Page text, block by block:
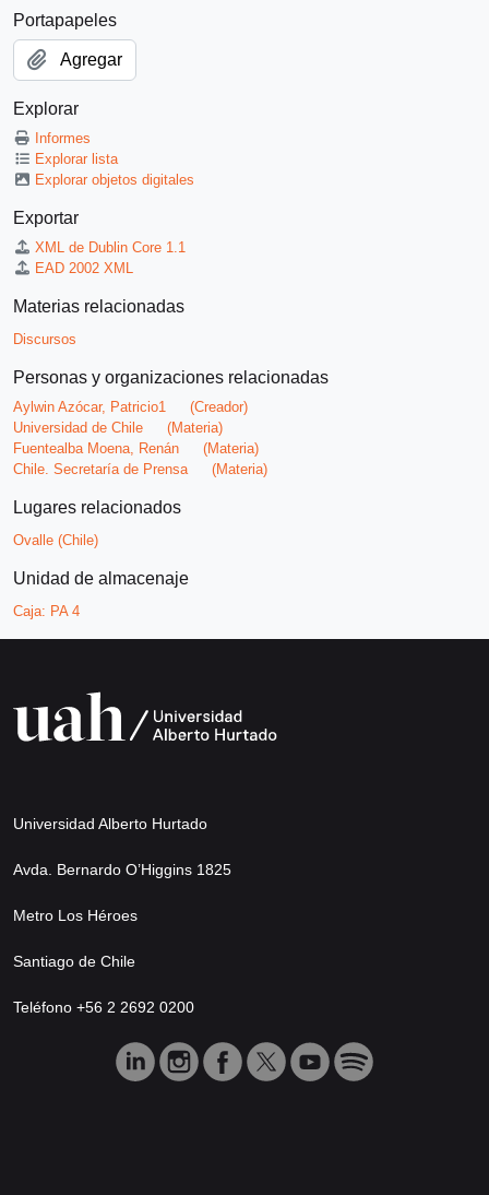
Portapapeles
Agregar
Explorar
Informes
Explorar lista
Explorar objetos digitales
Exportar
XML de Dublin Core 1.1
EAD 2002 XML
Materias relacionadas
Discursos
Personas y organizaciones relacionadas
Aylwin Azócar, Patricio1
(Creador)
Universidad de Chile
(Materia)
Fuentealba Moena, Renán
(Materia)
Chile. Secretaría de Prensa
(Materia)
Lugares relacionados
Ovalle (Chile)
Unidad de almacenaje
Caja: PA 4
Universidad Alberto Hurtado
Avda. Bernardo O’Higgins 1825
Metro Los Héroes
Santiago de Chile
Teléfono +56 2 2692 0200